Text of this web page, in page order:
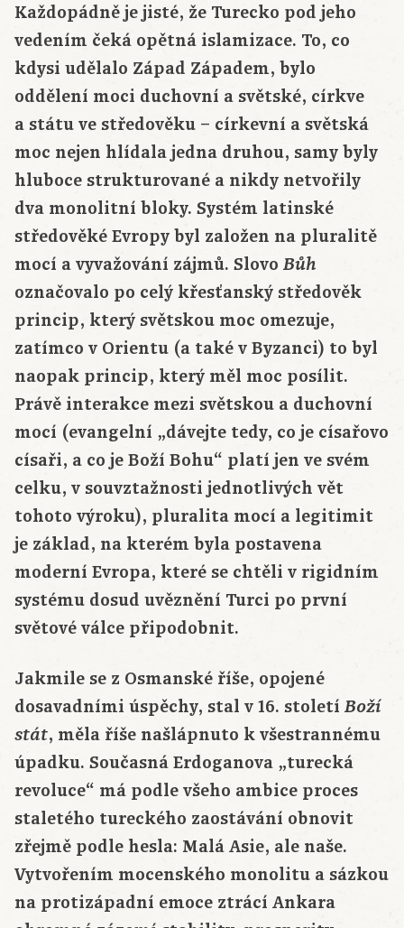
Každopádně je jisté, že Turecko pod jeho
vedením čeká opětná islamizace. To, co
kdysi udělalo Západ Západem, bylo
oddělení moci duchovní a světské, církve
a státu ve středověku – církevní a světská
moc nejen hlídala jedna druhou, samy byly
hluboce strukturované a nikdy netvořily
dva monolitní bloky. Systém latinské
středověké Evropy byl založen na pluralitě
mocí a vyvažování zájmů. Slovo Bůh
označovalo po celý křesťanský středověk
princip, který světskou moc omezuje,
zatímco v Orientu (a také v Byzanci) to byl
naopak princip, který měl moc posílit.
Právě interakce mezi světskou a duchovní
mocí (evangelní „dávejte tedy, co je císařovo
císaři, a co je Boží Bohu“ platí jen ve svém
celku, v souvztažnosti jednotlivých vět
tohoto výroku), pluralita mocí a legitimit
je základ, na kterém byla postavena
moderní Evropa, které se chtěli v rigidním
systému dosud uvěznění Turci po první
světové válce připodobnit.
Jakmile se z Osmanské říše, opojené
dosavadními úspěchy, stal v 16. století Boží
stát, měla říše našlápnuto k všestrannému
úpadku. Současná Erdoganova „turecká
revoluce“ má podle všeho ambice proces
staletého tureckého zaostávání obnovit
zřejmě podle hesla: Malá Asie, ale naše.
Vytvořením mocenského monolitu a sázkou
na protizápadní emoce ztrácí Ankara